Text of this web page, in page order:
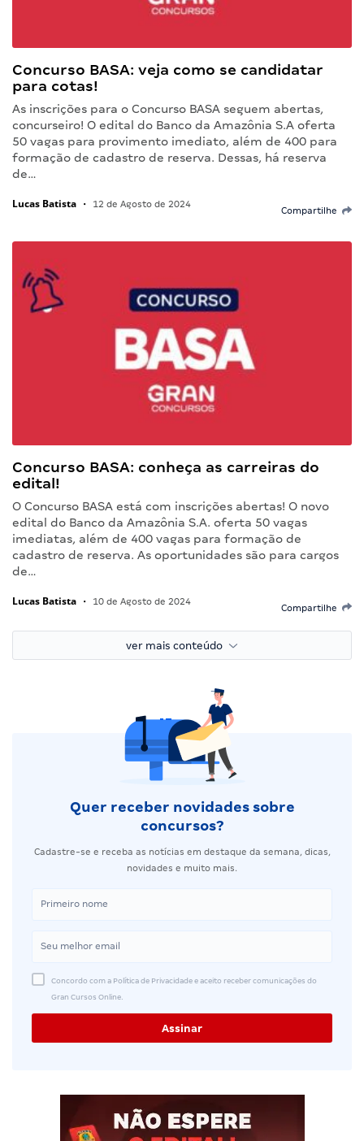
Concurso BASA: veja como se candidatar
para cotas!
As inscrições para o Concurso BASA seguem abertas,
concurseiro! O edital do Banco da Amazônia S.A oferta
50 vagas para provimento imediato, além de 400 para
formação de cadastro de reserva. Dessas, há reserva
de…
Lucas Batista • 12 de Agosto de 2024
Compartilhe
Concurso BASA: conheça as carreiras do
edital!
O Concurso BASA está com inscrições abertas! O novo
edital do Banco da Amazônia S.A. oferta 50 vagas
imediatas, além de 400 vagas para formação de
cadastro de reserva. As oportunidades são para cargos
de…
Lucas Batista • 10 de Agosto de 2024
Compartilhe
ver mais conteúdo
Quer receber novidades sobre
concursos?
Cadastre-se e receba as notícias em destaque da semana, dicas,
novidades e muito mais.
Concordo com a Política de Privacidade e aceito receber comunicações do
Gran Cursos Online.